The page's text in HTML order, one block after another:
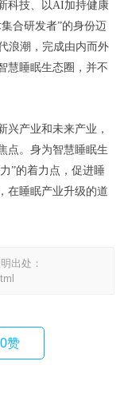
科技、以AI加持健康
合研发者”的身份迈
浪潮，完成由内而外
慧睡眠生态圈，并不
兴产业和未来产业，
点。身为智慧睡眠生
”的着力点，促进睡
在睡眠产业升级的道
出处：
赞